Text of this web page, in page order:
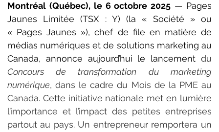
Montréal (Québec), le 6 octobre 2025 — Pages
Jaunes Limitée (TSX : Y) (la « Société » ou
« Pages Jaunes »), chef de file en matière de
médias numériques et de solutions marketing au
Canada, annonce aujourd’hui le lancement
Concours de transformation du marketing
numérique, dans le cadre du Mois de la PME au
Canada. Cette initiative nationale met en lumière
l’importance et l’impact des petites entreprises
partout au pays. Un entrepreneur remportera un